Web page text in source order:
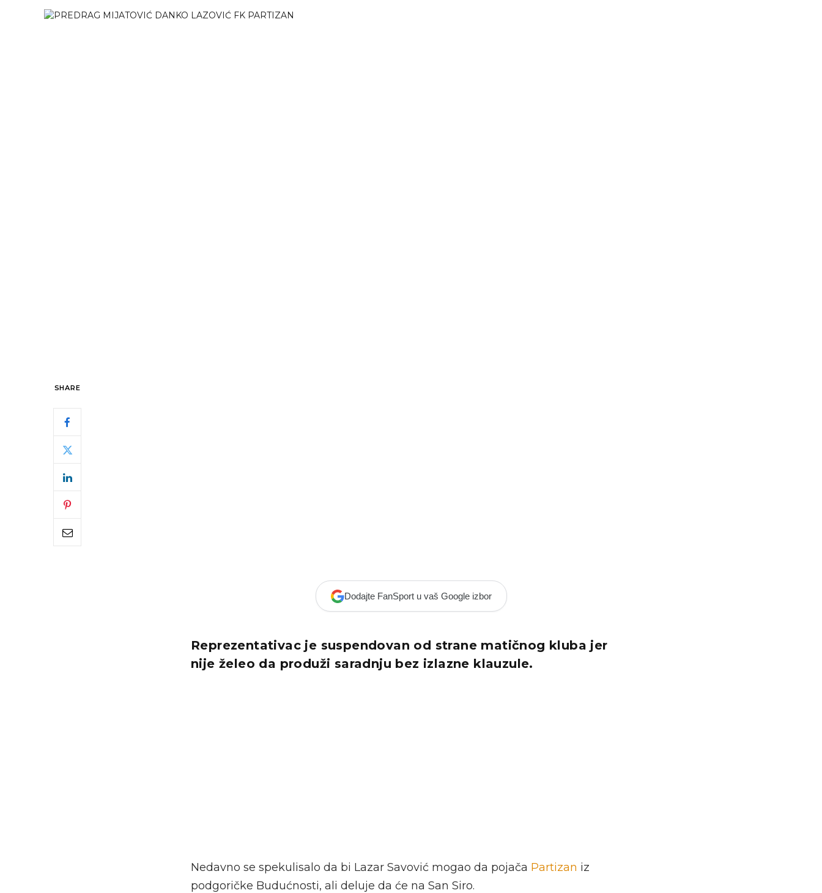
SHARE
Dodajte FanSport u vaš Google izbor
Reprezentativac je suspendovan od strane matičnog kluba jer
nije želeo da produži saradnju bez izlazne klauzule.
Nedavno se spekulisalo da bi Lazar Savović mogao da pojača Partizan iz
podgoričke Budućnosti, ali deluje da će na San Siro.